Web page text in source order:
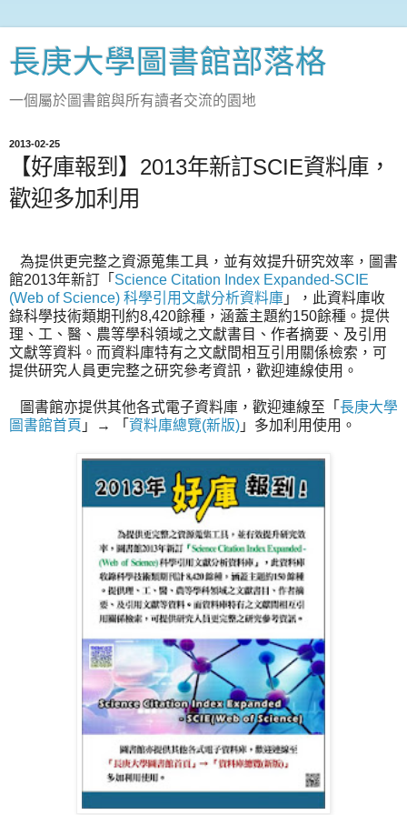
長庚大學圖書館部落格
一個屬於圖書館與所有讀者交流的園地
2013-02-25
【好庫報到】2013年新訂SCIE資料庫，
歡迎多加利用
為提供更完整之資源蒐集工具，並有效提升研究效率，圖書
館2013年新訂「 Science Citation Index Expanded-SCIE
(Web of Science) 科學引用文獻分析資料庫 」，此資料庫收
錄科學技術類期刊約8,420餘種，涵蓋主題約150餘種。提供
理、工、醫、農等學科領域之文獻書目、作者摘要、及引用
文獻等資料。而資料庫特有之文獻間相互引用關係檢索，可
提供研究人員更完整之研究參考資訊，歡迎連線使用。
圖書館亦提供其他各式電子資料庫，歡迎連線至「 長庚大學
圖書館首頁 」→ 「 資料庫總覽(新版) 」多加利用使用。